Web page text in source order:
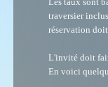
traversier
réservation
L'invité doit
En voici